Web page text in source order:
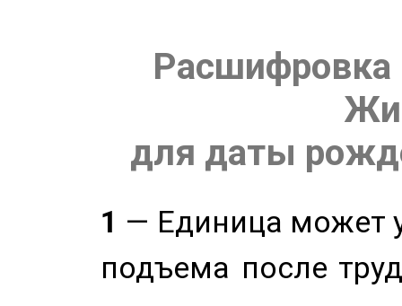
Расшифровка
для даты
1 — Единица может
подъема после